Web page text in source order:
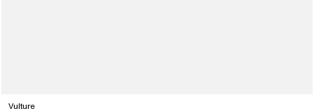
Vulture